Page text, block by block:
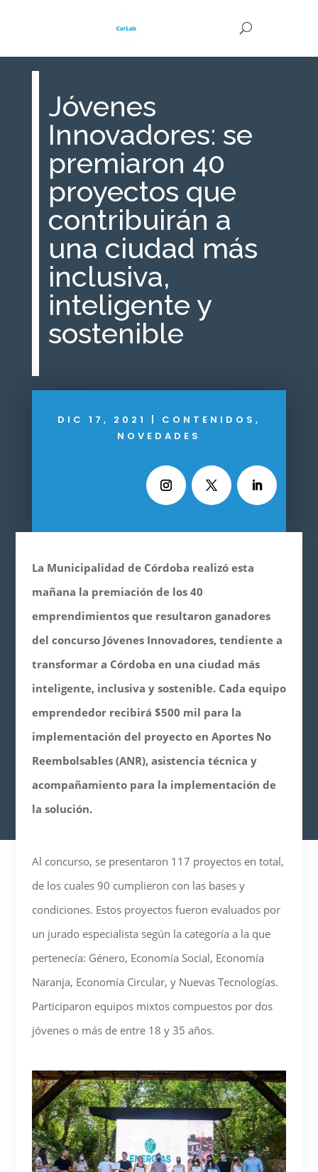
Jóvenes
Innovadores: se
premiaron 40
proyectos que
contribuirán a
una ciudad más
inclusiva,
inteligente y
sostenible
DIC 17, 2021 CONTENIDOS ,
NOVEDADES
La Municipalidad de Córdoba realizó esta
mañana la premiación de los 40
emprendimientos que resultaron ganadores
del concurso Jóvenes Innovadores, tendiente a
transformar a Córdoba en una ciudad más
inteligente, inclusiva y sostenible. Cada equipo
emprendedor recibirá $500 mil para la
implementación del proyecto en Aportes No
Reembolsables (ANR), asistencia técnica y
acompañamiento para la implementación de
la solución.
Al concurso, se presentaron 117 proyectos en total,
de los cuales 90 cumplieron con las bases y
condiciones. Estos proyectos fueron evaluados por
un jurado especialista según la categoría a la que
pertenecía: Género, Economía Social, Economía
Naranja, Economía Circular, y Nuevas Tecnologías.
Participaron equipos mixtos compuestos por dos
jóvenes o más de entre 18 y 35 años.